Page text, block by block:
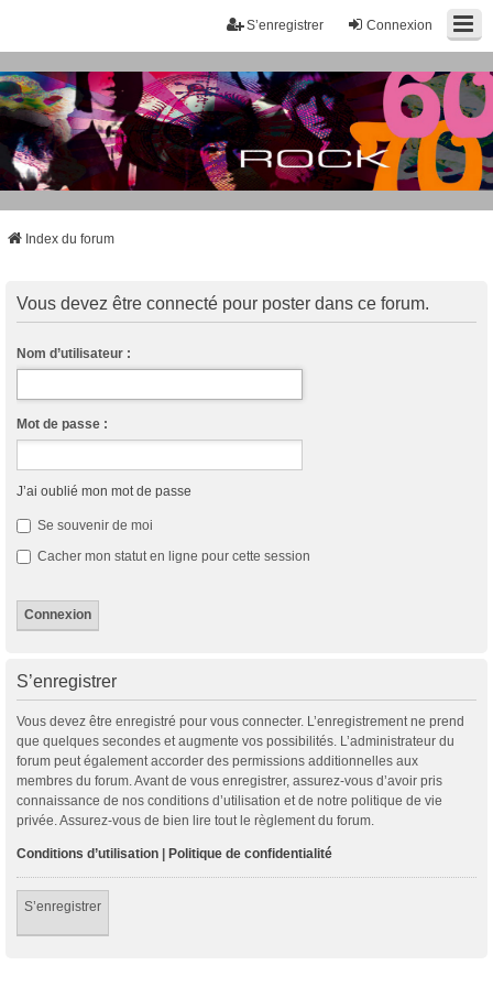
Connexion
S’enregistrer
Index du forum
Vous devez être connecté pour poster dans ce forum.
Nom d’utilisateur :
Mot de passe :
J’ai oublié mon mot de passe
Se souvenir de moi
Cacher mon statut en ligne pour cette session
S’enregistrer
Vous devez être enregistré pour vous connecter. L’enregistrement ne prend
que quelques secondes et augmente vos possibilités. L’administrateur du
forum peut également accorder des permissions additionnelles aux
membres du forum. Avant de vous enregistrer, assurez-vous d’avoir pris
connaissance de nos conditions d’utilisation et de notre politique de vie
privée. Assurez-vous de bien lire tout le règlement du forum.
Conditions d’utilisation | Politique de confidentialité
S’enregistrer